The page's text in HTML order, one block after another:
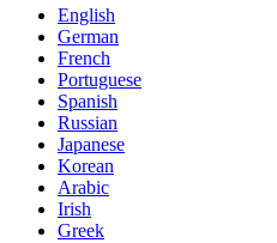
English
German
French
Portuguese
Spanish
Russian
Japanese
Korean
Arabic
Irish
Greek